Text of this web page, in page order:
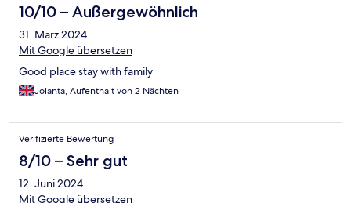
10/10 – Außergewöhnlich
31. März 2024
Mit Google übersetzen
Good place stay with family
Jolanta, Aufenthalt von 2 Nächten
Verifizierte Bewertung
8/10 – Sehr gut
12. Juni 2024
Mit Google übersetzen